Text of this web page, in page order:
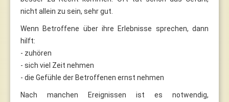
nicht allein zu sein, sehr gut.
Wenn Betroffene über ihre Erlebnisse sprechen, dann
hilft:
- zuhören
- sich viel Zeit nehmen
- die Gefühle der Betroffenen ernst nehmen
Nach manchen Ereignissen ist es notwendig,